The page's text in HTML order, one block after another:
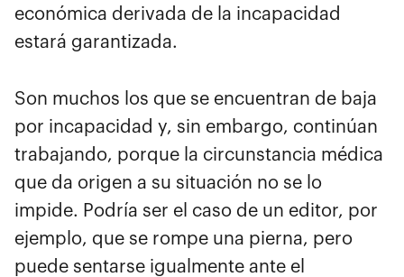
económica derivada de la incapacidad
estará garantizada.
Son muchos los que se encuentran de baja
por incapacidad y, sin embargo, continúan
trabajando, porque la circunstancia médica
que da origen a su situación no se lo
impide. Podría ser el caso de un editor, por
ejemplo, que se rompe una pierna, pero
puede sentarse igualmente ante el